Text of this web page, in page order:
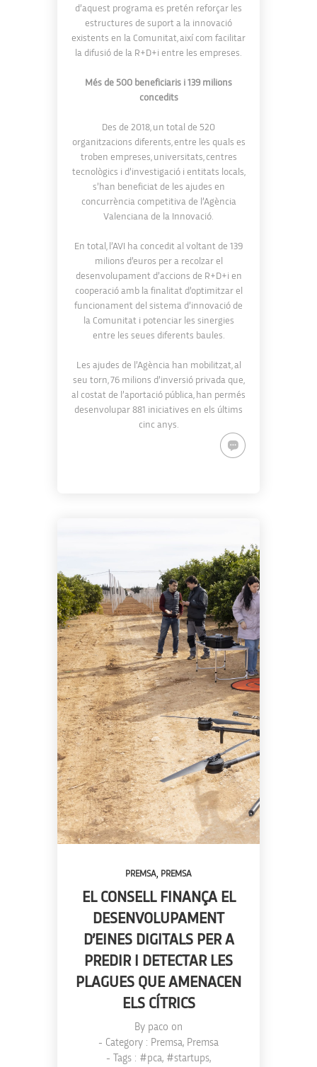
d’aquest programa es pretén reforçar les
estructures de suport a la innovació
existents en la Comunitat, així com facilitar
la difusió de la R+D+i entre les empreses.
Més de 500 beneficiaris i 139 milions
concedits
Des de 2018, un total de 520
organitzacions diferents, entre les quals es
troben empreses, universitats, centres
tecnològics i d’investigació i entitats locals,
s’han beneficiat de les ajudes en
concurrència competitiva de l’Agència
Valenciana de la Innovació.
En total, l’AVI ha concedit al voltant de 139
milions d’euros per a recolzar el
desenvolupament d’accions de R+D+i en
cooperació amb la finalitat d’optimitzar el
funcionament del sistema d’innovació de
la Comunitat i potenciar les sinergies
entre les seues diferents baules.
Les ajudes de l’Agència han mobilitzat, al
seu torn, 76 milions d’inversió privada que,
al costat de l’aportació pública, han permés
desenvolupar 881 iniciatives en els últims
cinc anys.
PREMSA PREMSA
EL CONSELL FINANÇA EL
DESENVOLUPAMENT
D’EINES DIGITALS PER A
PREDIR I DETECTAR LES
PLAGUES QUE AMENACEN
ELS CÍTRICS
By paco on
- Category : Premsa, Premsa
- Tags : #pca, #startups,